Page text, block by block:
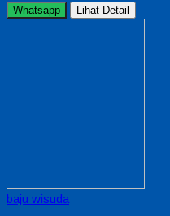
Whatsapp Lihat Detail
baju wisuda